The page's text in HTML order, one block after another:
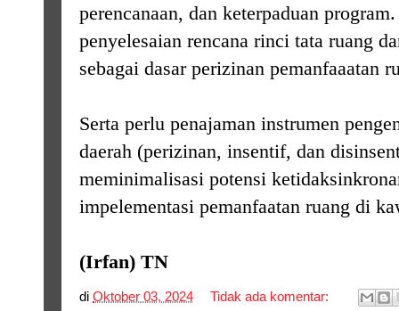
perencanaan, dan keterpaduan
penyelesaian rencana rinci tata ruang
sebagai dasar perizinan pemanfaaatan
Serta perlu penajaman instrumen
daerah (perizinan, insentif, dan
meminimalisasi potensi
impelementasi pemanfaatan ruang di
(Irfan) TN
di Oktober 03, 2024 Tidak ada komentar: